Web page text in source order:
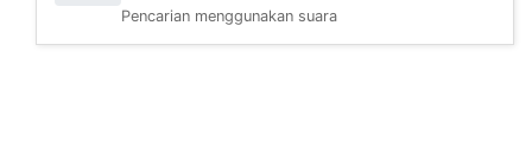
Pencarian menggunakan suara